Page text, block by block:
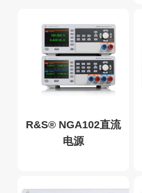
R&S® NGA102直流
电源